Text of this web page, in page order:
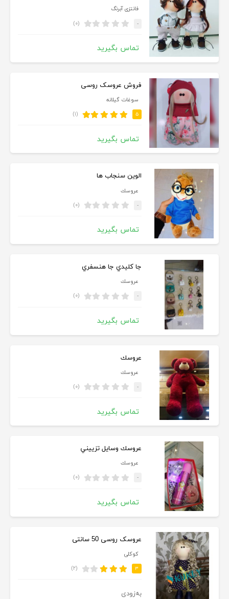
فانتزی آبرنگ
- (۰)
تماس بگیرید
فروش عروسک روسی
سوغات گیلانه
۵ (۱)
تماس بگیرید
الوين سنجاب ها
عروسك
- (۰)
تماس بگیرید
جا كليدي جا هنسفري
عروسك
- (۰)
تماس بگیرید
عروسك
عروسك
- (۰)
تماس بگیرید
عروسك وسايل تزييني
عروسك
- (۰)
تماس بگیرید
عروسک روسی 50 سانتی
کوکلی
۳ (۲)
به‌زودی